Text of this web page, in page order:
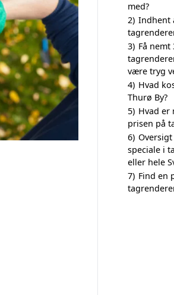
med?
2) Indhent
3) Få
være tryg
4) Hvad
Thurø By?
5) Hvad er
prisen på
6)
speciale i
eller hele
7) Find en